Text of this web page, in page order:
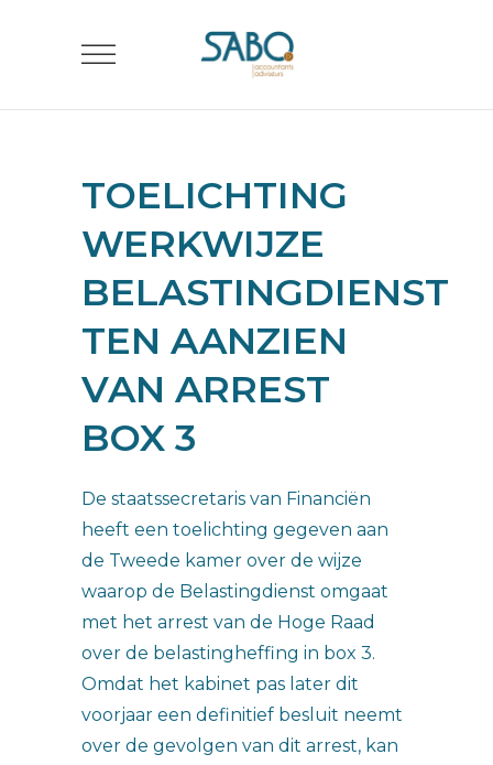
TOELICHTING
WERKWIJZE
BELASTINGDIENST
TEN AANZIEN
VAN ARREST
BOX 3
De staatssecretaris van Financiën
heeft een toelichting gegeven aan
de Tweede kamer over de wijze
waarop de Belastingdienst omgaat
met het arrest van de Hoge Raad
over de belastingheffing in box 3.
Omdat het kabinet pas later dit
voorjaar een definitief besluit neemt
over de gevolgen van dit arrest, kan